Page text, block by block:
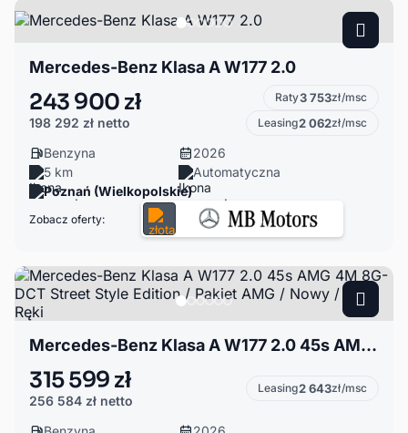
Mercedes-Benz Klasa A W177 2.0
243 900 zł
198 292 zł netto
Raty3 753zł/msc
Leasing2 062zł/msc
Benzyna
2026
5 km
Automatyczna
Poznań (Wielkopolskie)
Zobacz oferty:
Mercedes-Benz Klasa A W177 2.0 45s AMG 4M 8G-DCT Street Style Edition / Pakiet AMG / Nowy / Od Ręki
315 599 zł
256 584 zł netto
Leasing2 643zł/msc